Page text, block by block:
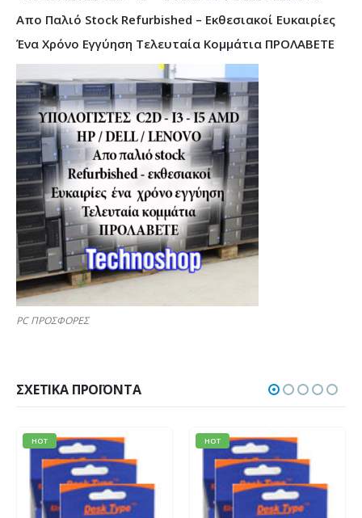
Απο Παλιό Stock Refurbished – Εκθεσιακοί Ευκαιρίες
Ένα Χρόνο Εγγύηση Τελευταία Κομμάτια ΠΡΟΛΑΒΕΤΕ
PC ΠΡΟΣΦΟΡΕΣ
ΣΧΕΤΙΚΆ ΠΡΟΪΌΝΤΑ
HOT HOT